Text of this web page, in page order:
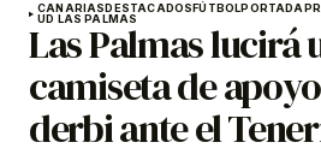
CANARIASDESTACADOSFÚTBOLPORTADA
UD LAS PALMAS
Las Palmas lucirá
camiseta de
derbi ante el